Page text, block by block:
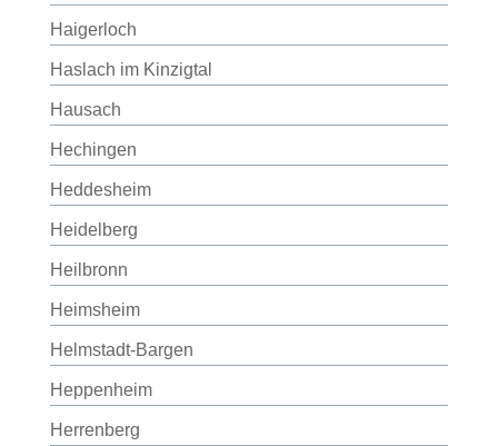
Haigerloch
Haslach im Kinzigtal
Hausach
Hechingen
Heddesheim
Heidelberg
Heilbronn
Heimsheim
Helmstadt-Bargen
Heppenheim
Herrenberg